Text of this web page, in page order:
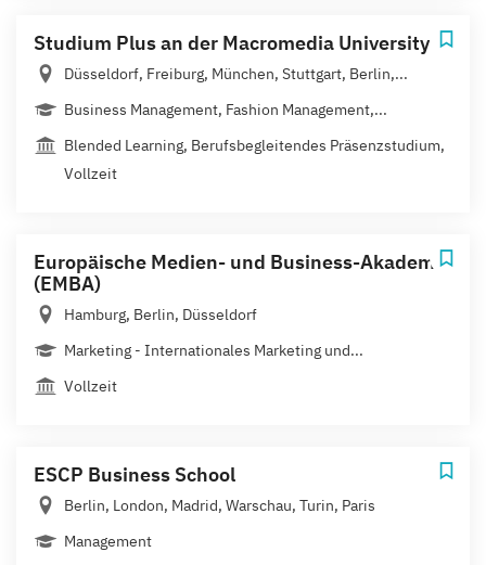
Studium Plus an der Macromedia University
Düsseldorf, Freiburg, München, Stuttgart, Berlin,...
Business Management, Fashion Management,...
Blended Learning, Berufsbegleitendes Präsenzstudium,
Vollzeit
Europäische Medien- und Business-Akademie
(EMBA)
Hamburg, Berlin, Düsseldorf
Marketing - Internationales Marketing und...
Vollzeit
ESCP Business School
Berlin, London, Madrid, Warschau, Turin, Paris
Management